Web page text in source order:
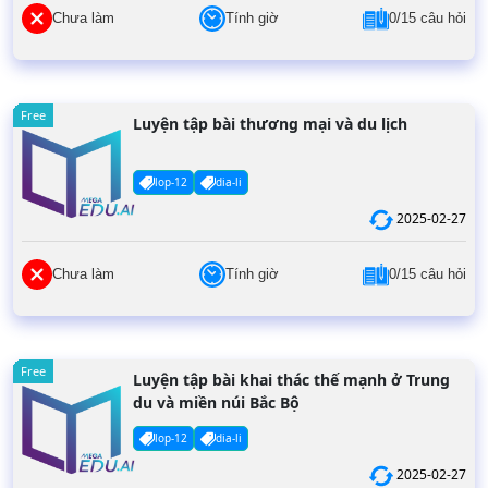
Chưa làm Tính giờ 0/15 câu hỏi
Free Luyện tập bài thương mại và du lịch
lop-12 dia-li
2025-02-27
Chưa làm Tính giờ 0/15 câu hỏi
Free
Luyện tập bài khai thác thế mạnh ở Trung
du và miền núi Bắc Bộ
lop-12 dia-li
2025-02-27